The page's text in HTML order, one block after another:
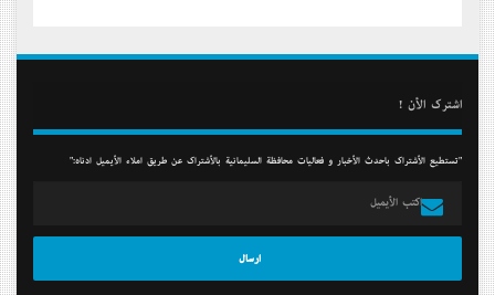
أشترك الأن !
"تستطيع الأشتراك بأحدث الأخبار و فعاليات محافظة السليمانية بالأشتراك عن طريق أملاء الأيميل أدناه:"